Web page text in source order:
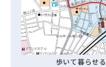
歩いて暮らせ